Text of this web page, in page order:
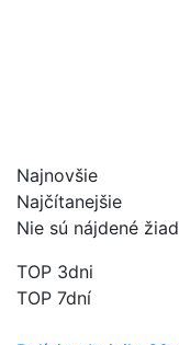
Najnovšie
Najčítanejšie
Nie sú nájdené
TOP 3dni
TOP 7dní